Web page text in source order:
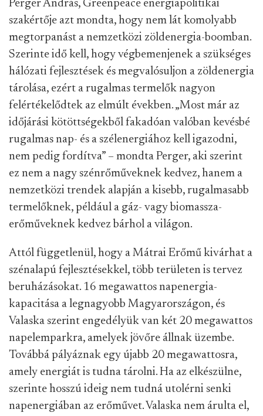
Perger András, Greenpeace energiapolitikai
szakértője azt mondta, hogy nem lát komolyabb
megtorpanást a nemzetközi zöldenergia-boomban.
Szerinte idő kell, hogy végbemenjenek a szükséges
hálózati fejlesztések és megvalósuljon a zöldenergia
tárolása, ezért a rugalmas termelők nagyon
felértékelődtek az elmúlt években. „Most már az
időjárási kötöttségekből fakadóan valóban kevésbé
rugalmas nap- és a szélenergiához kell igazodni,
nem pedig fordítva” – mondta Perger, aki szerint
ez nem a nagy szénrőműveknek kedvez, hanem a
nemzetközi trendek alapján a kisebb, rugalmasabb
termelőknek, például a gáz- vagy biomassza-
erőműveknek kedvez bárhol a világon.
Attól függetlenül, hogy a Mátrai Erőmű kivárhat a
szénalapú fejlesztésekkel, több területen is tervez
beruházásokat. 16 megawattos napenergia-
kapacitása a legnagyobb Magyarországon, és
Valaska szerint engedélyük van két 20 megawattos
napelemparkra, amelyek jövőre állnak üzembe.
Továbbá pályáznak egy újabb 20 megawattosra,
amely energiát is tudna tárolni. Ha az elkészülne,
szerinte hosszú ideig nem tudná utolérni senki
napenergiában az erőművet. Valaska nem árulta el,